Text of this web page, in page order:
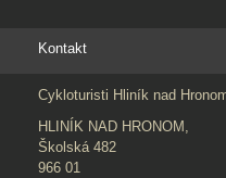
Kontakt
Cykloturisti Hliník nad
HLINÍK NAD HRONOM,
Školská 482
966 01